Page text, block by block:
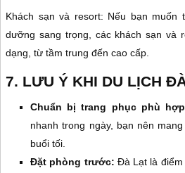
Khách sạn và resort: Nếu bạn muốn
dưỡng sang trọng, các khách sạn và
dạng, từ tầm trung đến cao cấp.
7. LƯU Ý KHI DU LỊCH
Chuẩn bị trang phục phù
nhanh trong ngày, bạn nên
buổi tối.
Đặt phòng trước: Đà Lạt là